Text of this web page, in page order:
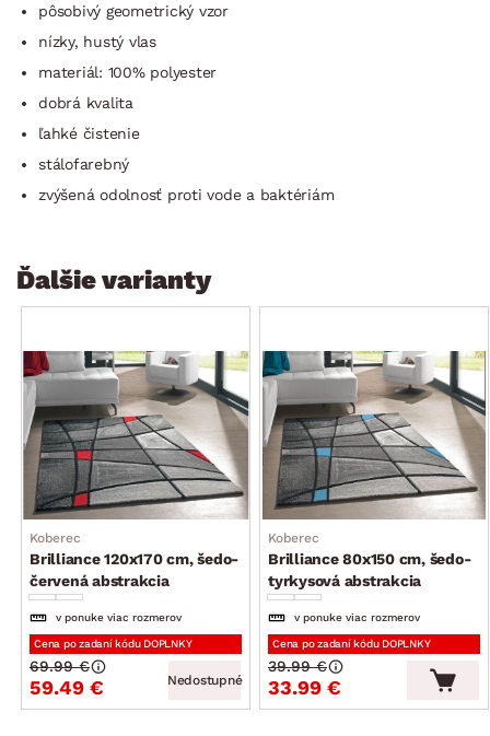
pôsobivý geometrický vzor
nízky, hustý vlas
materiál: 100% polyester
dobrá kvalita
ľahké čistenie
stálofarebný
zvýšená odolnosť proti vode a baktériám
Ďalšie varianty
Koberec
Brilliance 120x170 cm, šedo-
červená abstrakcia
v ponuke viac rozmerov
Cena po zadaní kódu DOPLNKY
59.49 €
69.99 €
Nedostupné
Koberec
Brilliance 80x150 cm, šedo-
tyrkysová abstrakcia
v ponuke viac rozmerov
Cena po zadaní kódu DOPLNKY
33.99 €
39.99 €